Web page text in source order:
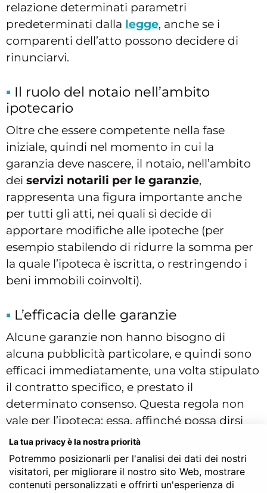
relazione determinati parametri
predeterminati dalla legge, anche se i
comparenti dell’atto possono decidere di
rinunciarvi.
Il ruolo del notaio nell’ambito
ipotecario
Oltre che essere competente nella fase
iniziale, quindi nel momento in cui la
garanzia deve nascere, il notaio, nell’ambito
dei servizi notarili per le garanzie,
rappresenta una figura importante anche
per tutti gli atti, nei quali si decide di
apportare modifiche alle ipoteche (per
esempio stabilendo di ridurre la somma per
la quale l’ipoteca è iscritta, o restringendo i
beni immobili coinvolti).
L’efficacia delle garanzie
Alcune garanzie non hanno bisogno di
alcuna pubblicità particolare, e quindi sono
efficaci immediatamente, una volta stipulato
il contratto specifico, e prestato il
determinato consenso. Questa regola non
vale per l’ipoteca: essa, affinché possa dirsi
validamente costituita, deve essere
cura del notaio, nei registri immobiliari.
Infatti solitamente si distingue il negozio di
concessione, ovvero l’atto notarile con cui
La tua privacy è la nostra priorità
Potremmo posizionarli per l'analisi dei dati dei nostri
visitatori, per migliorare il nostro sito Web, mostrare
contenuti personalizzati e offrirti un'esperienza di